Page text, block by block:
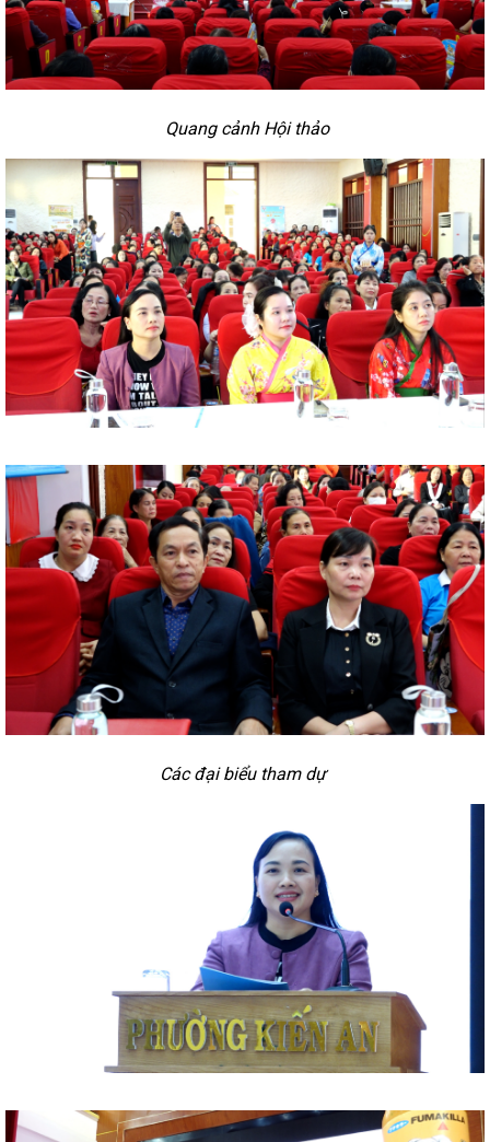
Quang cảnh Hội thảo
Các đại biểu tham dự